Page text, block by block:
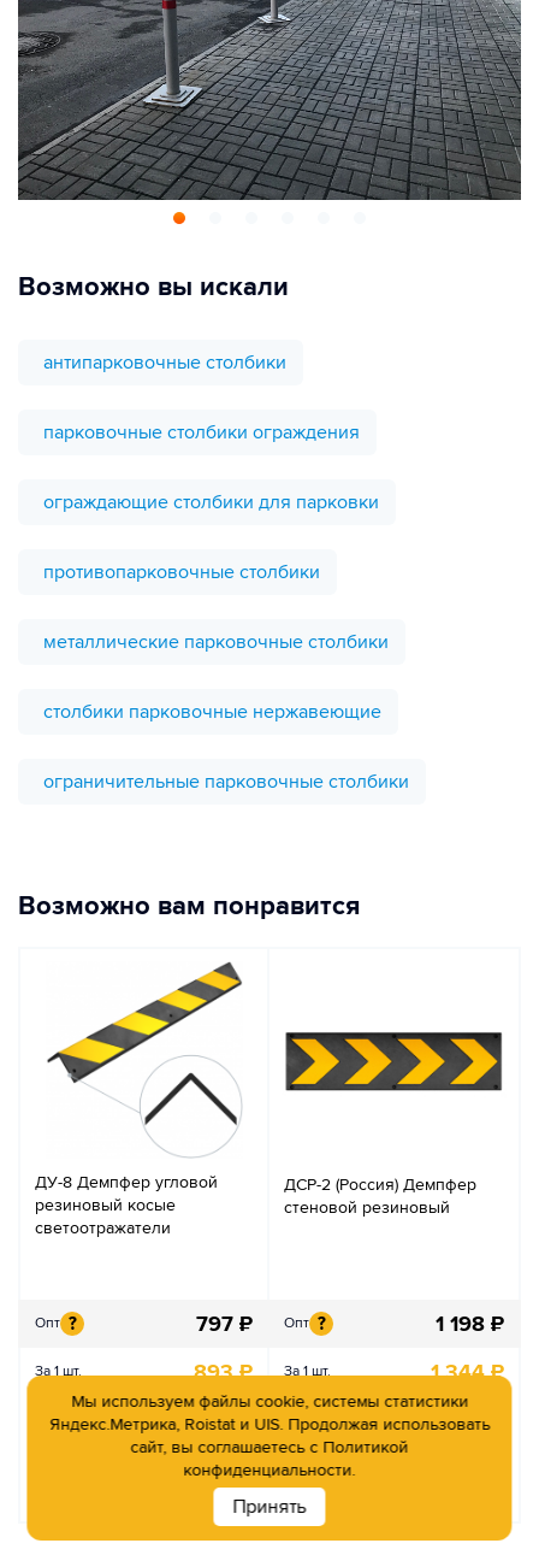
Возможно вы искали
антипарковочные столбики
парковочные столбики ограждения
ограждающие столбики для парковки
противопарковочные столбики
металлические парковочные столбики
столбики парковочные нержавеющие
ограничительные парковочные столбики
Возможно вам понравится
ДУ-8 Демпфер угловой
резиновый косые
светоотражатели
Опт ? 797 ₽
За 1 шт. 893₽
В наличии
ДСР-2 (Россия) Демпфер
стеновой резиновый
Опт ? 1 198 ₽
За 1 шт. 1 344₽
В наличии
Мы используем файлы cookie, системы статистики
Яндекс.Метрика, Roistat и UIS. Продолжая использовать
сайт, вы соглашаетесь с Политикой
конфиденциальности.
Принять